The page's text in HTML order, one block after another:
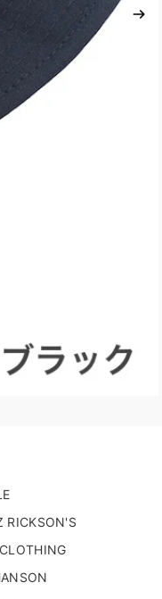
TAG（認識票）
ンシル
バッチ
RICKSON'S